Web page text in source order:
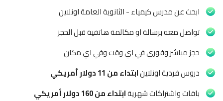
أونلاين
باقات
وطلاب
المدارس
ابحث عن مدرس كيمياء - الثانوية العامة اونلاين
تواصل معه برسالة او مكالمة هاتفية قبل الحجز
حجز مباشر وفوري في اي وقت وفي اي مكان
دروس فردية اونلاينابتداء من 11 دولار أمريكي
باقات واشتراكات شهريةابتداء من 160 دولار أمريكي